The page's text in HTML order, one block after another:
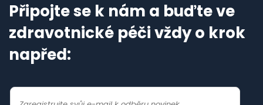
Připojte se k nám a buďte ve
zdravotnické péči vždy o krok
napřed: